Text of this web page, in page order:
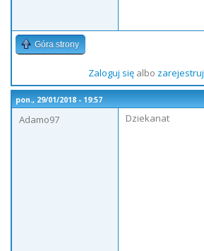
Góra strony
Zaloguj sięalbo zarejestruj
pon., 29/01/2018 - 19:57
Adamo97
Dziekanat